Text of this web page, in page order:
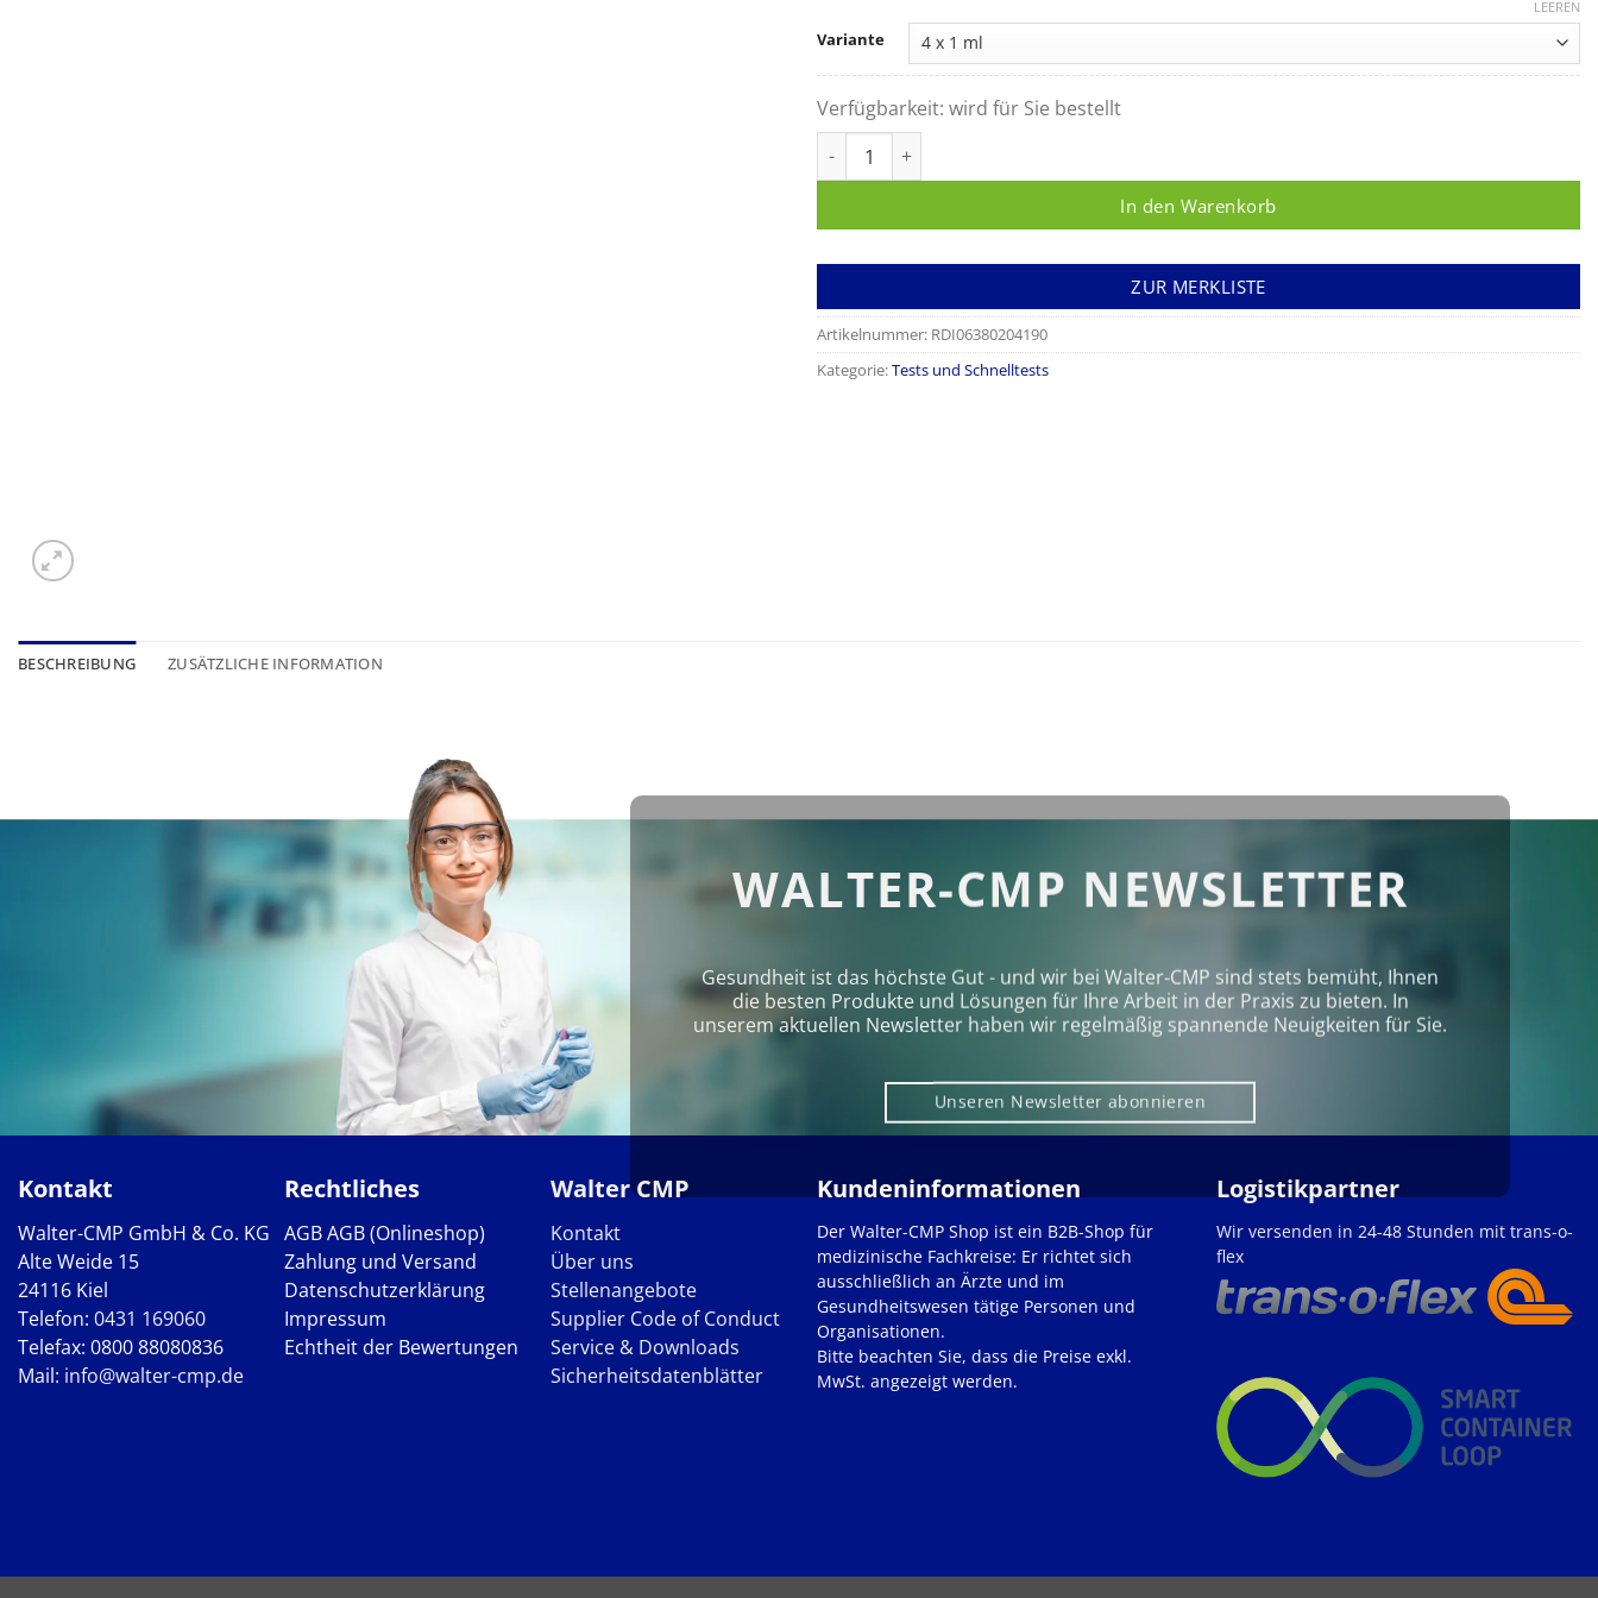
Variante
LEEREN
Verfügbarkeit: wird für Sie bestellt
In den Warenkorb
ZUR MERKLISTE
Artikelnummer: RDI06380204190
Kategorie:Tests und Schnelltests
BESCHREIBUNG ZUSÄTZLICHE INFORMATION
WALTER-CMP NEWSLETTER
Gesundheit ist das höchste Gut - und wir bei Walter‑CMP sind stets bemüht, Ihnen
die besten Produkte und Lösungen für Ihre Arbeit in der Praxis zu bieten. In
unserem aktuellen Newsletter haben wir regelmäßig spannende Neuigkeiten für Sie.
Unseren Newsletter abonnieren
Kontakt
Walter-CMP GmbH & Co. KG
Alte Weide 15
24116 Kiel
Telefon: 0431 169060
Telefax: 0800 88080836
Mail: info@walter-cmp.de
Rechtliches
AGBAGB (Onlineshop)
Zahlung und Versand
Datenschutzerklärung
Impressum
Echtheit der Bewertungen
Walter CMP
Kontakt
Über uns
Stellenangebote
Supplier Code of Conduct
Service & Downloads
Sicherheitsdatenblätter
Kundeninformationen
Der Walter-CMP Shop ist ein B2B-Shop für
medizinische Fachkreise: Er richtet sich
ausschließlich an Ärzte und im
Gesundheitswesen tätige Personen und
Organisationen.
Bitte beachten Sie, dass die Preise exkl.
MwSt. angezeigt werden.
Logistikpartner
Wir versenden in 24-48 Stunden mit trans-o-
flex